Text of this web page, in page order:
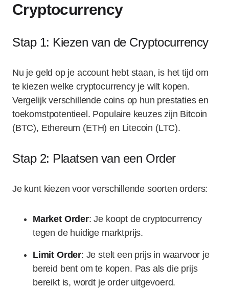
Cryptocurrency
Stap 1: Kiezen van de Cryptocurrency
Nu je geld op je account hebt staan, is het tijd om
te kiezen welke cryptocurrency je wilt kopen.
Vergelijk verschillende coins op hun prestaties en
toekomstpotentieel. Populaire keuzes zijn Bitcoin
(BTC), Ethereum (ETH) en Litecoin (LTC).
Stap 2: Plaatsen van een Order
Je kunt kiezen voor verschillende soorten orders:
Market Order: Je koopt de cryptocurrency
tegen de huidige marktprijs.
Limit Order: Je stelt een prijs in waarvoor je
bereid bent om te kopen. Pas als die prijs
bereikt is, wordt je order uitgevoerd.